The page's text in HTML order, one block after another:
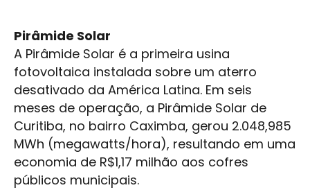
Pirâmide Solar
A Pirâmide Solar é a primeira usina
fotovoltaica instalada sobre um aterro
desativado da América Latina. Em seis
meses de operação, a Pirâmide Solar de
Curitiba, no bairro Caximba, gerou 2.048,985
MWh (megawatts/hora), resultando em uma
economia de R$1,17 milhão aos cofres
públicos municipais.